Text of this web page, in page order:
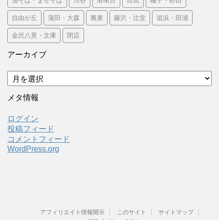
自由が丘 蒲田・大森 蕎麦 藤沢・辻堂 追浜・田浦
金沢八景・文庫 閉店
アーカイブ
ア
ー
カ
ブ
メタ情報
ログイン
投稿フィード
コメントフィード
WordPress.org
アフィリエイト情報開示 このサイト
サイトマップ